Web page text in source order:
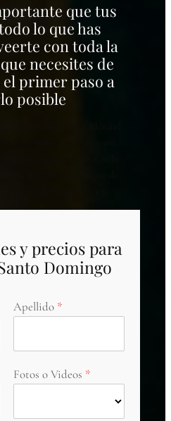
que tus
lo que has
con toda la
necesites de
primer paso a
posible
y precios para
Domingo
Apellido
Fotos o Videos